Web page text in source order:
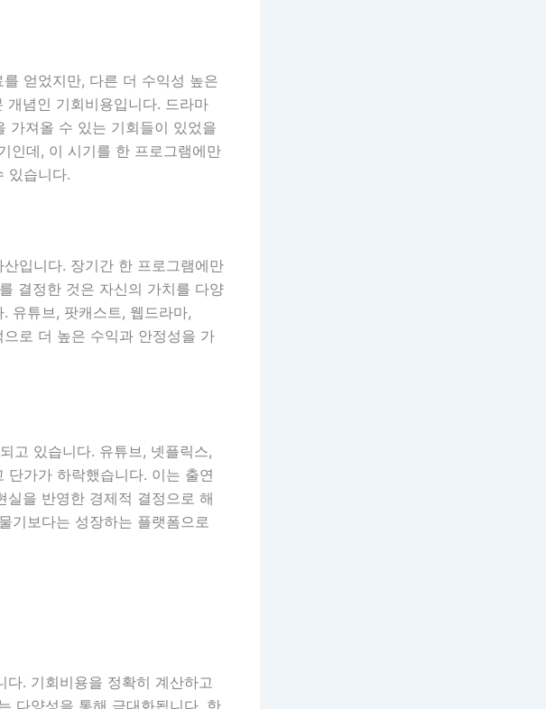
얻었지만, 다른 더 수익성 높은
개념인 기회비용입니다. 드라마
가져올 수 있는 기회들이 있었을
인데, 이 시기를 한 프로그램에만
있습니다.
입니다. 장기간 한 프로그램에만
결정한 것은 자신의 가치를 다양
유튜브, 팟캐스트, 웹드라마,
로 더 높은 수익과 안정성을 가
고 있습니다. 유튜브, 넷플릭스,
가가 하락했습니다. 이는 출연
실을 반영한 경제적 결정으로 해
기보다는 성장하는 플랫폼으로
. 기회비용을 정확히 계산하고
다양성을 통해 극대화됩니다. 한